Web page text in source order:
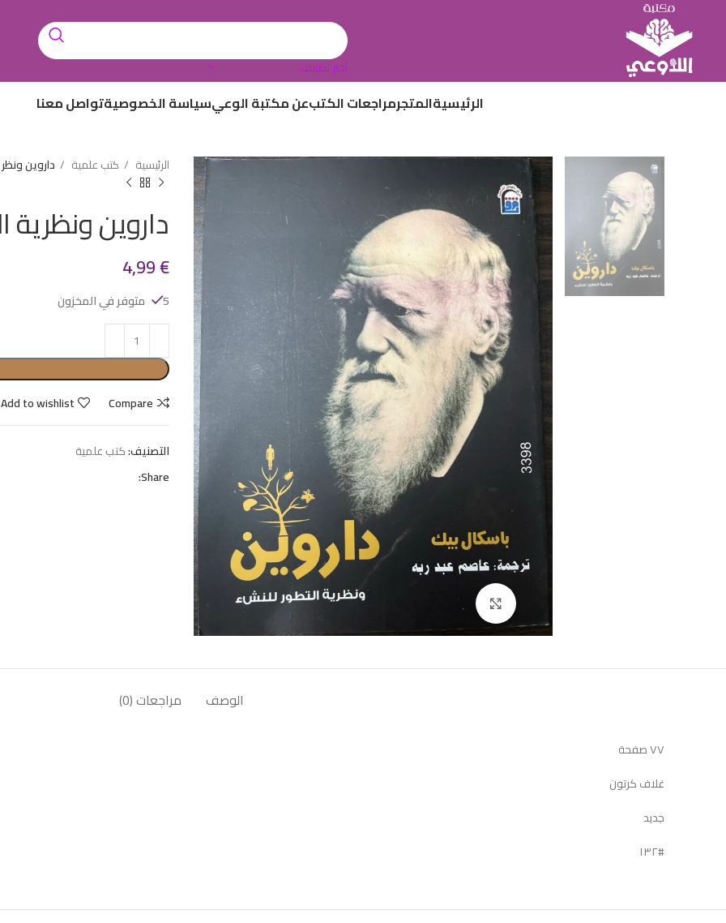
أختر تصنيف
الرئيسيةالمتجرمراجعات الكتبعن مكتبة الوعيسياسة الخصوصيةتواصل معنا
Click to enlarge
الرئيسية كتب علمية داروين
داروين ونظرية
4,99€
5 متوفر في المخزون
Compare
Add to wishlist
التصنيف:كتب علمية
Share:
الوصف مراجعات (0)
٧٧ صفحة
غلاف كرتون
جديد
#١٣٢